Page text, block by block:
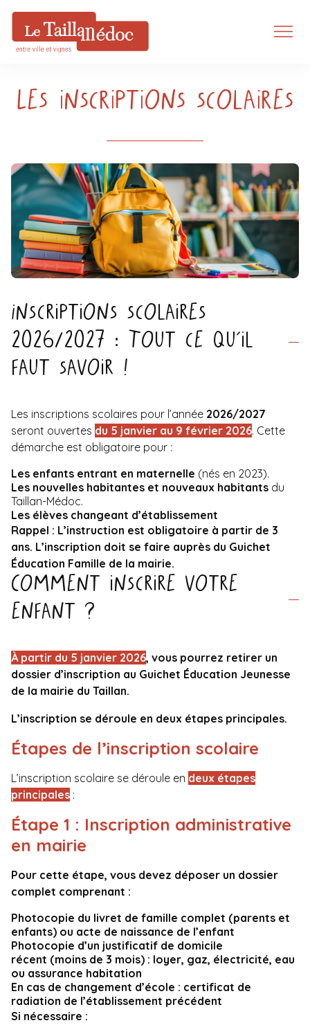
Les inscriptions scolaires
Inscriptions scolaires
2026/2027 : Tout ce qu’il
faut savoir !
Les inscriptions scolaires pour l’année 2026/2027
seront ouvertes du 5 janvier au 9 février 2026. Cette
démarche est obligatoire pour :
Les enfants entrant en maternelle (nés en 2023).
Les nouvelles habitantes et nouveaux habitants du
Taillan-Médoc.
Les élèves changeant d’établissement
Rappel : L’instruction est obligatoire à partir de 3
ans. L’inscription doit se faire auprès du Guichet
Éducation Famille de la mairie.
Comment inscrire votre
enfant ?
À partir du 5 janvier 2026, vous pourrez retirer un
dossier d’inscription au Guichet Éducation Jeunesse
de la mairie du Taillan.
L’inscription se déroule en deux étapes principales.
Étapes de l’inscription scolaire
L’inscription scolaire se déroule en deux étapes
principales :
Étape 1 : Inscription administrative
en mairie
Pour cette étape, vous devez déposer un dossier
complet comprenant :
Photocopie du livret de famille complet (parents et
enfants) ou acte de naissance de l’enfant
Photocopie d’un justificatif de domicile
récent (moins de 3 mois) : loyer, gaz, électricité, eau
ou assurance habitation
En cas de changement d’école : certificat de
radiation de l’établissement précédent
Si nécessaire :